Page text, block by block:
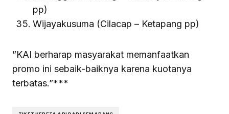
pp)
Wijayakusuma (Cilacap – Ketapang pp)
”KAI berharap masyarakat memanfaatkan
promo ini sebaik-baiknya karena kuotanya
terbatas.”***